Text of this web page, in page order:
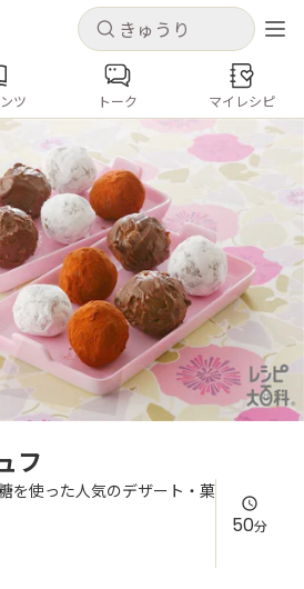
キャンセル
るとレシピを保存できます
新規登録
い合わせ
キャンセル
コンテンツ
トマト
とうもろこし
うが ゴーヤ
ツ トーク マイレシピ
フ
を使った人気のデザート・菓
50分